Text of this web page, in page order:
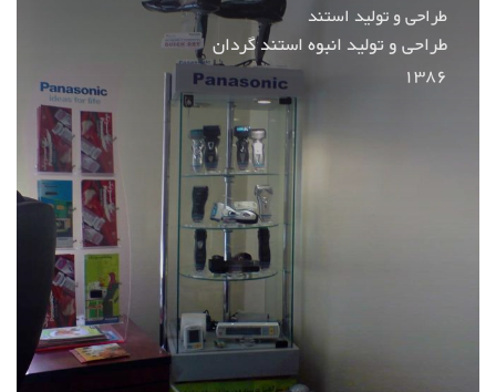
طراحی و تولید استند
طراحی و تولید انبوه استند گردان
1386